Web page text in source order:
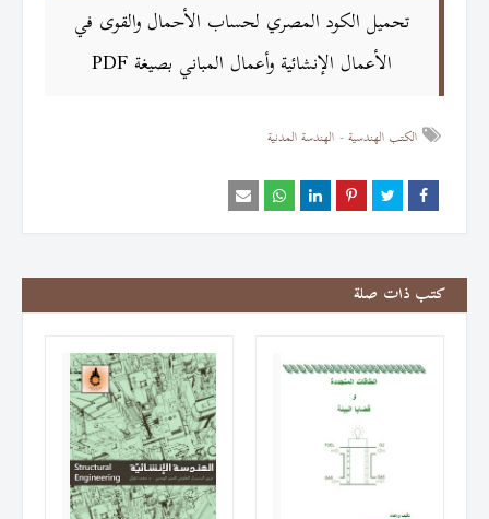
تحميل الكود المصري لحساب الأحمال والقوى في
الأعمال الإنشائية وأعمال المباني بصيغة PDF
الكتب الهندسية الهندسة المدنية
كتب ذات صلة